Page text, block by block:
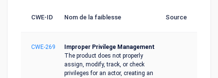
CWE-ID Nom de la faiblesse Source
CWE-269
Improper Privilege Management
The product does not properly
assign, modify, track, or check
privileges for an actor, creating an